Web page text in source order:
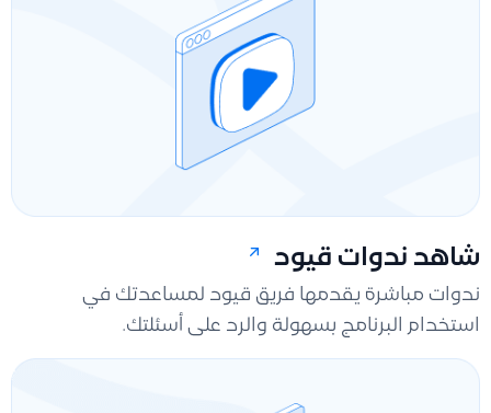
شاهد ندوات قيود
ندوات مباشرة يقدمها فريق قيود لمساعدتك في
استخدام البرنامج بسهولة والرد على أسئلتك.